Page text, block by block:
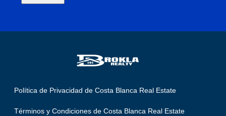
Política de Privacidad de Costa Blanca Real Estate
Términos y Condiciones de Costa Blanca Real Estate